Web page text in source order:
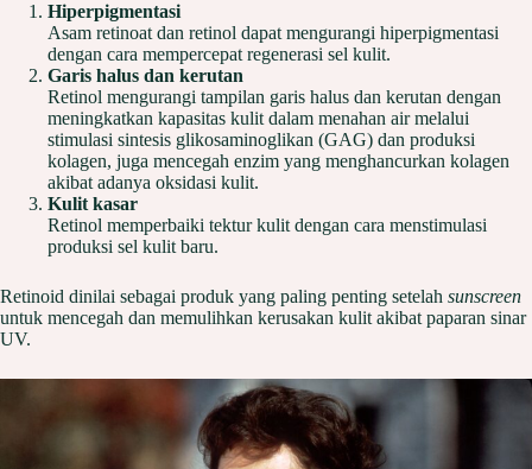
Hiperpigmentasi
Asam retinoat dan retinol dapat mengurangi hiperpigmentasi
dengan cara mempercepat regenerasi sel kulit.
Garis halus dan kerutan
Retinol mengurangi tampilan garis halus dan kerutan dengan
meningkatkan kapasitas kulit dalam menahan air melalui
stimulasi sintesis glikosaminoglikan (GAG) dan produksi
kolagen, juga mencegah enzim yang menghancurkan kolagen
akibat adanya oksidasi kulit.
Kulit kasar
Retinol memperbaiki tektur kulit dengan cara menstimulasi
produksi sel kulit baru.
Retinoid dinilai sebagai produk yang paling penting setelah sunscreen
untuk mencegah dan memulihkan kerusakan kulit akibat paparan sinar
UV.